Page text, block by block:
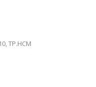
TP.HCM